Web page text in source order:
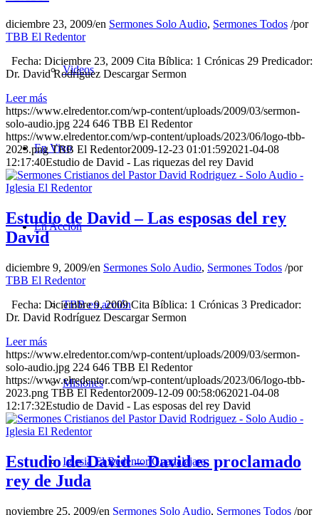
Videos
En Vivo
En Acción
TBB en acción
Misiones
Iglesia El Redentor Guadalajara
diciembre 23, 2009/en Sermones Solo Audio, Sermones Todos /por
TBB El Redentor
Fecha: Diciembre 23, 2009 Cita Bíblica: 1 Crónicas 29 Predicador:
Dr. David Rodríguez Descargar Sermon
Leer más
https://www.elredentor.com/wp-content/uploads/2009/03/sermon-
solo-audio.jpg 224 646 TBB El Redentor
https://www.elredentor.com/wp-content/uploads/2023/06/logo-tbb-
2023.png TBB El Redentor2009-12-23 01:01:592021-04-08
12:17:40Estudio de David - Las riquezas del rey David
Estudio de David – Las esposas del rey
David
diciembre 9, 2009/en Sermones Solo Audio, Sermones Todos /por
TBB El Redentor
Fecha: Diciembre 9, 2009 Cita Bíblica: 1 Crónicas 3 Predicador:
Dr. David Rodríguez Descargar Sermon
Leer más
https://www.elredentor.com/wp-content/uploads/2009/03/sermon-
solo-audio.jpg 224 646 TBB El Redentor
https://www.elredentor.com/wp-content/uploads/2023/06/logo-tbb-
2023.png TBB El Redentor2009-12-09 00:58:062021-04-08
12:17:32Estudio de David - Las esposas del rey David
Estudio de David – David es proclamado
rey de Juda
noviembre 25, 2009/en Sermones Solo Audio, Sermones Todos /por